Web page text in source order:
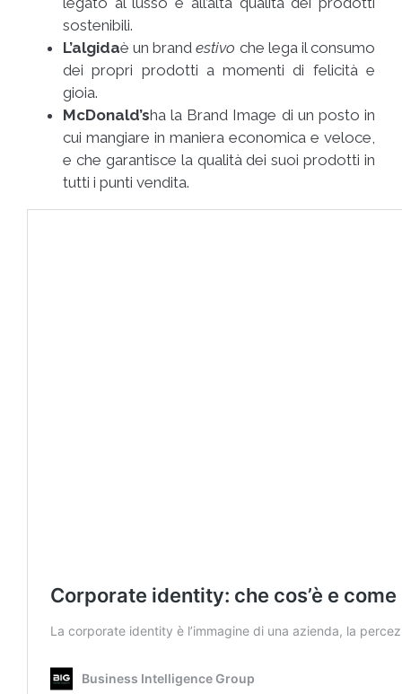
sostenibili.
L’algidaè un brandestivo che lega il consumo
dei propri prodotti a momenti di felicità e
gioia.
McDonald’sha la Brand Image di un posto in
cui mangiare in maniera economica e veloce,
e che garantisce la qualità dei suoi prodotti in
tutti i punti vendita.